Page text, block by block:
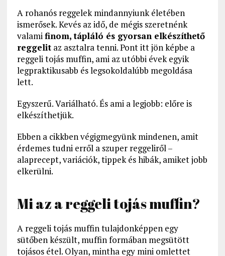
A rohanós reggelek mindannyiunk életében
ismerősek. Kevés az idő, de mégis szeretnénk
valamifinom, tápláló és gyorsan elkészíthető
reggelitaz asztalra tenni. Pont itt jön képbe a
reggeli tojás muffin, ami az utóbbi évek egyik
legpraktikusabb és legsokoldalúbb megoldása
lett.
Egyszerű. Variálható. És ami a legjobb: előre is
elkészíthetjük.
Ebben a cikkben végigmegyünk mindenen, amit
érdemes tudni erről a szuper reggeliről –
alaprecept, variációk, tippek és hibák, amiket jobb
elkerülni.
Mi az a reggeli tojás muffin?
A reggeli tojás muffin tulajdonképpen egy
sütőben készült, muffin formában megsütött
tojásos étel. Olyan, mintha egy mini omlettet